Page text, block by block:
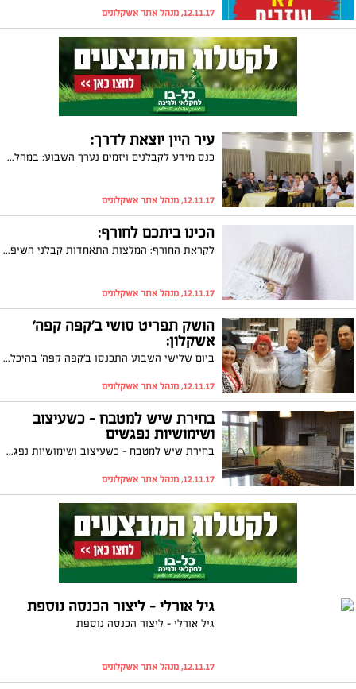
12.11.17, מנהל אתר אשקלונים
עיר היין יוצאת לדרך:
כנס מידע לקבלנים ויזמים נערך השבוע: במהלך הכנס קיבלו הקבלנים את המידע הרלוונטי לקראת בניית השכונה החדשה
12.11.17, מנהל אתר אשקלונים
הכינו ביתכם לחורף:
לקראת החורף: המלצות התאחדות קבלני השיפוצים להכנת הבית לעונת הגשמים
12.11.17, מנהל אתר אשקלונים
הושק תפריט סושי ב'קפה קפה'
אשקלון:
ביום שלישי השבוע התכנסו ב'קפה קפה' בהיכל התרבות באשקלון מכובדים רבים, אישי ציבור, עיתונאים ומובילי דעת קהל בעיר. זאת לרגל השקת פריט הסושי החדש במקום. מנהל המקום, קובי טקייה: "אנחנו מציעים סוגי סושי שאין בשום מקום אחר"
12.11.17, מנהל אתר אשקלונים
בחירת שיש למטבח – כשעיצוב
ושימושיות נפגשים
בחירת שיש למטבח – כשעיצוב ושימושיות נפגשים
12.11.17, מנהל אתר אשקלונים
גיל אורלי – ליצור הכנסה נוספת
גיל אורלי – ליצור הכנסה נוספת
12.11.17, מנהל אתר אשקלונים